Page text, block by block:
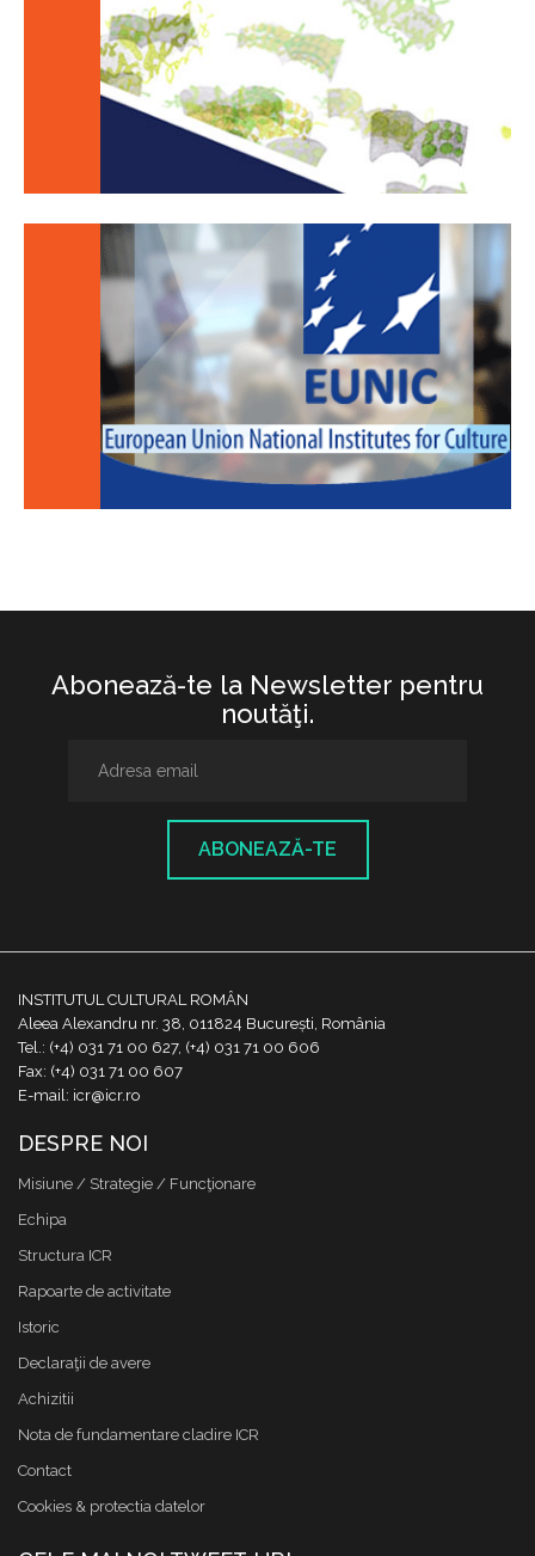
Abonează-te la Newsletter pentru
noutăţi.
ABONEAZĂ-TE
INSTITUTUL CULTURAL ROMÂN
Aleea Alexandru nr. 38, 011824 București, România
Tel.: (+4) 031 71 00 627, (+4) 031 71 00 606
Fax: (+4) 031 71 00 607
E-mail: icr@icr.ro
DESPRE NOI
Misiune / Strategie / Funcţionare
Echipa
Structura ICR
Rapoarte de activitate
Istoric
Declaraţii de avere
Achizitii
Nota de fundamentare cladire ICR
Contact
Cookies & protectia datelor